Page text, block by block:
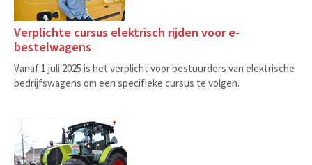
Verplichte cursus elektrisch rijden voor e-
bestelwagens
Vanaf 1 juli 2025 is het verplicht voor bestuurders van elektrische
bedrijfswagens om een specifieke cursus te volgen.